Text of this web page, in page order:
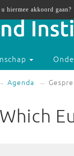
Agenda
hiermee akkoord gaan?